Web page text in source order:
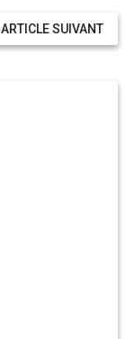
ARTICLE SUIVANT